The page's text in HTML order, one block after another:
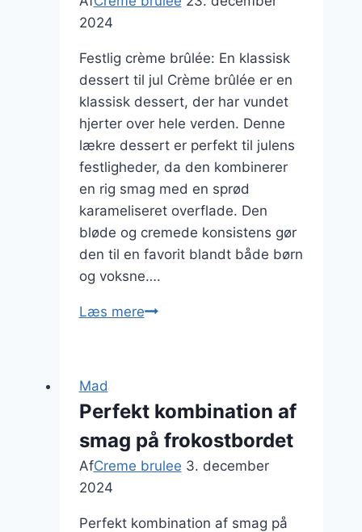
2024
Festlig crème brûlée: En klassisk
dessert til jul Crème brûlée er en
klassisk dessert, der har vundet
hjerter over hele verden. Denne
lækre dessert er perfekt til julens
festligheder, da den kombinerer
en rig smag med en sprød
karameliseret overflade. Den
bløde og cremede konsistens gør
den til en favorit blandt både børn
og voksne….
Læs mereFestlig
godter
Mad
Perfekt kombination af
smag på frokostbordet
AfCreme brulee 3. december
2024
Perfekt kombination af smag på